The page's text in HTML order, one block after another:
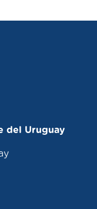
del Uruguay